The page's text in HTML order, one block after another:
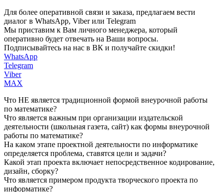
Для более оперативной связи и заказа, предлагаем вести
диалог в WhatsApp, Viber или Telegram
Мы приставим к Вам личного менеджера, который
оперативно будет отвечать на Ваши вопросы.
Подписывайтесь на нас в ВК и получайте скидки!
WhatsApp
Telegram
Viber
MAX
Что НЕ является традиционной формой внеурочной работы
по математике?
Что является важным при организации издательской
деятельности (школьная газета, сайт) как формы внеурочной
работы по математике?
На каком этапе проектной деятельности по информатике
определяется проблема, ставятся цели и задачи?
Какой этап проекта включает непосредственное кодирование,
дизайн, сборку?
Что является примером продукта творческого проекта по
информатике?